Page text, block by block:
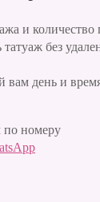
и
без
вам день и
по номеру